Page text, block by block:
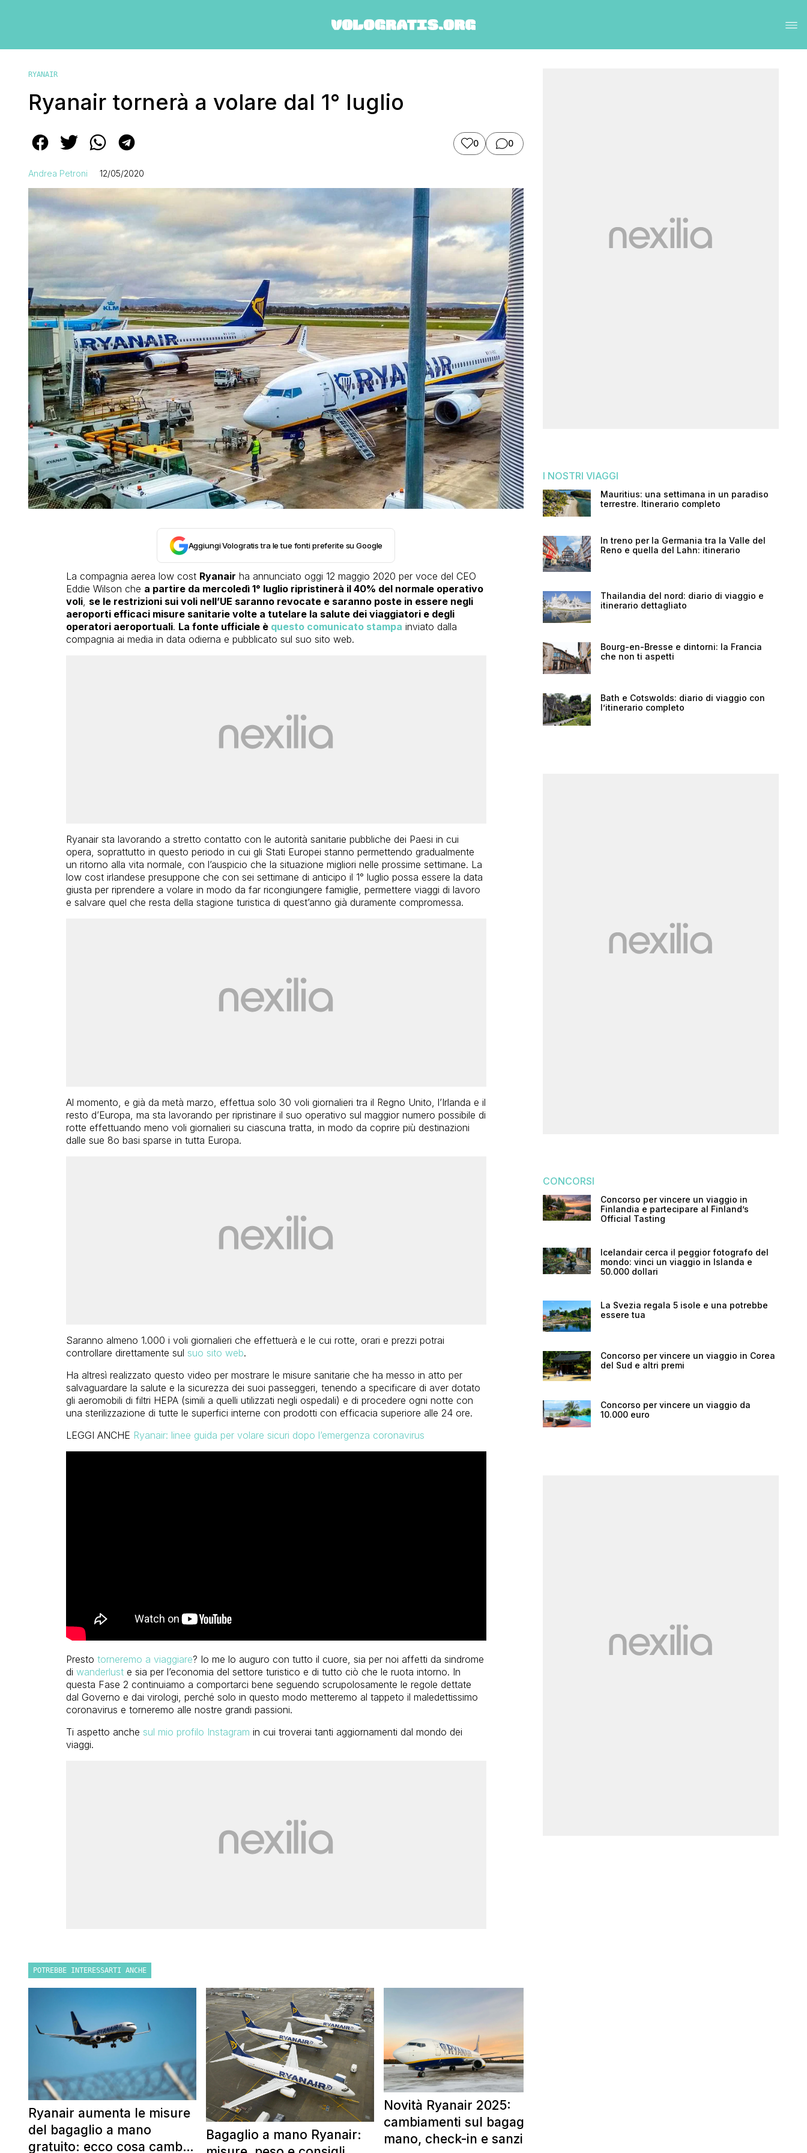
RYANAIR
Ryanair tornerà a volare dal 1° luglio
0 0
Andrea Petroni 12/05/2020
Aggiungi Vologratis tra le tue fonti preferite su Google
La compagnia aerea low cost Ryanair ha annunciato oggi 12 maggio 2020 per voce del CEO
Eddie Wilson che a partire da mercoledì 1° luglio ripristinerà il 40% del normale operativo
voli, se le restrizioni sui voli nell’UE saranno revocate e saranno poste in essere negli
aeroporti efficaci misure sanitarie volte a tutelare la salute dei viaggiatori e degli
operatori aeroportuali. La fonte ufficiale è questo comunicato stampa inviato dalla
compagnia ai media in data odierna e pubblicato sul suo sito web.
Ryanair sta lavorando a stretto contatto con le autorità sanitarie pubbliche dei Paesi in cui
opera, soprattutto in questo periodo in cui gli Stati Europei stanno permettendo gradualmente
un ritorno alla vita normale, con l’auspicio che la situazione migliori nelle prossime settimane. La
low cost irlandese presuppone che con sei settimane di anticipo il 1° luglio possa essere la data
giusta per riprendere a volare in modo da far ricongiungere famiglie, permettere viaggi di lavoro
e salvare quel che resta della stagione turistica di quest’anno già duramente compromessa.
Al momento, e già da metà marzo, effettua solo 30 voli giornalieri tra il Regno Unito, l’Irlanda e il
resto d’Europa, ma sta lavorando per ripristinare il suo operativo sul maggior numero possibile di
rotte effettuando meno voli giornalieri su ciascuna tratta, in modo da coprire più destinazioni
dalle sue 8o basi sparse in tutta Europa.
Saranno almeno 1.000 i voli giornalieri che effettuerà e le cui rotte, orari e prezzi potrai
controllare direttamente sul suo sito web.
Ha altresì realizzato questo video per mostrare le misure sanitarie che ha messo in atto per
salvaguardare la salute e la sicurezza dei suoi passeggeri, tenendo a specificare di aver dotato
gli aeromobili di filtri HEPA (simili a quelli utilizzati negli ospedali) e di procedere ogni notte con
una sterilizzazione di tutte le superfici interne con prodotti con efficacia superiore alle 24 ore.
LEGGI ANCHE Ryanair: linee guida per volare sicuri dopo l’emergenza coronavirus
Presto torneremo a viaggiare? Io me lo auguro con tutto il cuore, sia per noi affetti da sindrome
di wanderluste sia per l’economia del settore turistico e di tutto ciò che le ruota intorno. In
questa Fase 2 continuiamo a comportarci bene seguendo scrupolosamente le regole dettate
dal Governo e dai virologi, perché solo in questo modo metteremo al tappeto il maledettissimo
coronavirus e torneremo alle nostre grandi passioni.
Ti aspetto anche sul mio profilo Instagram in cui troverai tanti aggiornamenti dal mondo dei
viaggi.
POTREBBE INTERESSARTI ANCHE
Ryanair aumenta le misure
del bagaglio a mano
gratuito: ecco cosa cambia
Bagaglio a mano Ryanair:
Novità Ryanair 2025:
cambiamenti sul bagaglio a
mano, check-in e sanzioni
I NOSTRI VIAGGI
Mauritius: una settimana in un paradiso
terrestre. Itinerario completo
In treno per la Germania tra la Valle del
Reno e quella del Lahn: itinerario
Thailandia del nord: diario di viaggio e
itinerario dettagliato
Bourg-en-Bresse e dintorni: la Francia
che non ti aspetti
Bath e Cotswolds: diario di viaggio con
l’itinerario completo
CONCORSI
Concorso per vincere un viaggio in
Finlandia e partecipare al Finland’s
Official Tasting
Icelandair cerca il peggior fotografo del
mondo: vinci un viaggio in Islanda e
50.000 dollari
La Svezia regala 5 isole e una potrebbe
essere tua
Concorso per vincere un viaggio in Corea
del Sud e altri premi
Concorso per vincere un viaggio da
10.000 euro